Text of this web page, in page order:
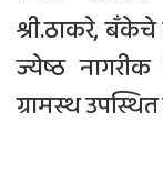
श्री.ठाकरे, बँकेचे
ज्येष्ठ नागरीक
ग्रामस्थ